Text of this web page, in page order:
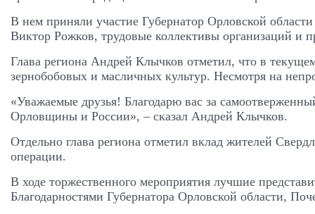
В нем приняли участие Губернатор Орловской
Виктор Рожков, трудовые коллективы организаций и
Глава региона Андрей Клычков отметил, что в
зернобобовых и масличных культур. Несмотря на
«Уважаемые друзья! Благодарю вас за
Орловщины и России», – сказал Андрей Клычков.
Отдельно глава региона отметил вклад жителей
операции.
В ходе торжественного мероприятия лучшие
Благодарностями Губернатора Орловской области,